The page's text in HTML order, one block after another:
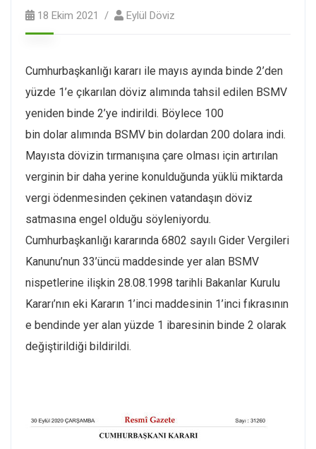
18 Ekim 2021 Eylül Döviz
Cumhurbaşkanlığı kararı ile mayıs ayında binde 2’den
yüzde 1’e çıkarılan döviz alımında tahsil edilen BSMV
yeniden binde 2’ye indirildi. Böylece 100
bin dolar alımında BSMV bin dolardan 200 dolara indi.
Mayısta dövizin tırmanışına çare olması için artırılan
verginin bir daha yerine konulduğunda yüklü miktarda
vergi ödenmesinden çekinen vatandaşın döviz
satmasına engel olduğu söyleniyordu.
Cumhurbaşkanlığı kararında 6802 sayılı Gider Vergileri
Kanunu’nun 33’üncü maddesinde yer alan BSMV
nispetlerine ilişkin 28.08.1998 tarihli Bakanlar Kurulu
Kararı’nın eki Kararın 1’inci maddesinin 1’inci fıkrasının
e bendinde yer alan yüzde 1 ibaresinin binde 2 olarak
değiştirildiği bildirildi.